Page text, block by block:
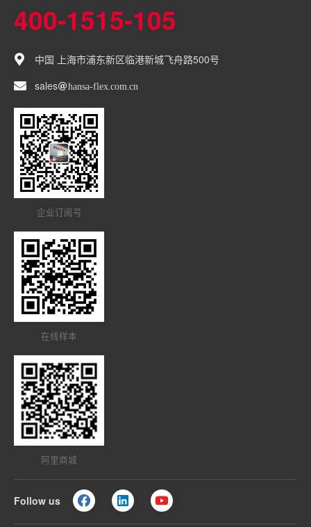
400-1515-105
中国 上海市浦东新区临港新城飞舟路500号
sales
hansa-flex com cn
企业订阅号
在线样本
阿里商城
Follow us